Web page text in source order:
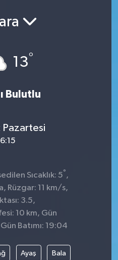
13°
Bulutlu
Sıcaklık: 5° ,
Rüzgar: 11 km/s,
3.5,
10 km, Gün
Batımı: 19:04
Ayaş Bala